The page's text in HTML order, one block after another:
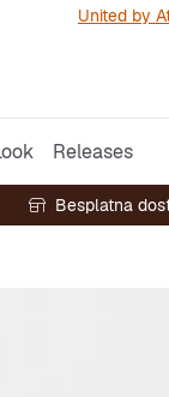
United by
Releases
Besplatna